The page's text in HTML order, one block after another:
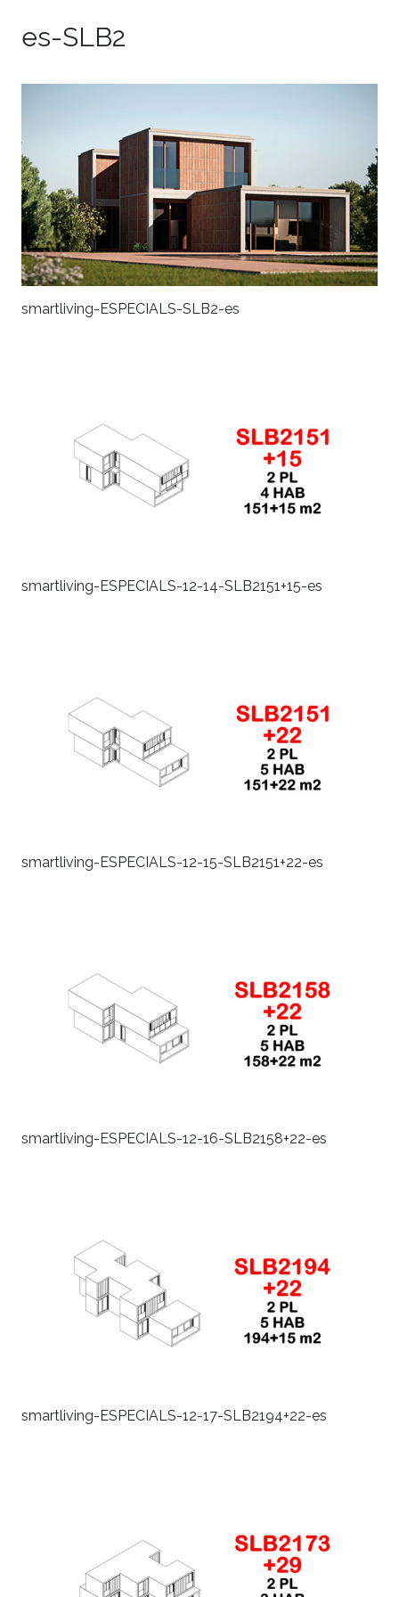
es-SLB2
smartliving-ESPECIALS-SLB2-es
smartliving-ESPECIALS-12-14-SLB2151+15-es
smartliving-ESPECIALS-12-15-SLB2151+22-es
smartliving-ESPECIALS-12-16-SLB2158+22-es
smartliving-ESPECIALS-12-17-SLB2194+22-es